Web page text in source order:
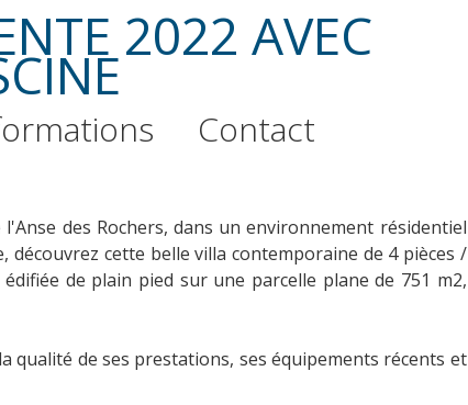
2022 AVEC
Contact
des Rochers, dans un environnement résidentiel
découvrez cette belle villa contemporaine de 4 pièces /
de plain pied sur une parcelle plane de 751 m2,
qualité de ses prestations, ses équipements récents et